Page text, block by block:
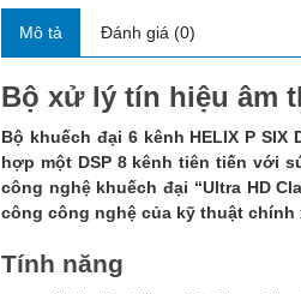
Mô tả Đánh giá (0)
Bộ xử lý tín hiệu âm
Bộ khuếch đại 6 kênh HELIX P
hợp một DSP 8 kênh tiên tiến với
công nghệ khuếch đại “Ultra HD
công công nghệ của kỹ thuật
Tính năng